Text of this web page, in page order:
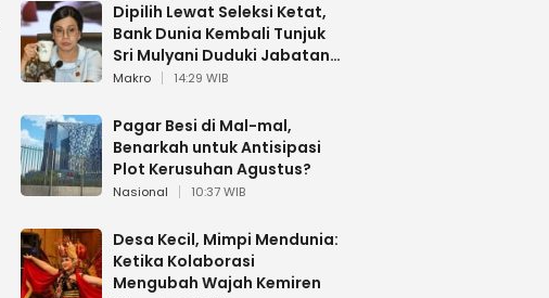
Dipilih Lewat Seleksi Ketat,
Bank Dunia Kembali Tunjuk
Sri Mulyani Duduki Jabatan
Strategis
Makro 14:29 WIB
Pagar Besi di Mal-mal,
Benarkah untuk Antisipasi
Plot Kerusuhan Agustus?
Nasional 10:37 WIB
Desa Kecil, Mimpi Mendunia:
Ketika Kolaborasi
Mengubah Wajah Kemiren